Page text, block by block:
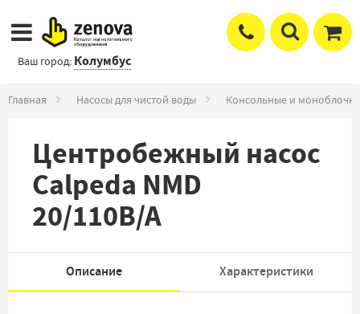
Ваш город: Колумбус
Главная Насосы для чистой воды Консольные и
Центробежный насос
Calpeda NMD
20/110B/A
Описание Характеристики